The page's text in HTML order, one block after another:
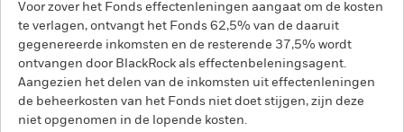
Voor zover het Fonds effectenleningen aangaat om de kosten
te verlagen, ontvangt het Fonds 62,5% van de daaruit
gegenereerde inkomsten en de resterende 37,5% wordt
ontvangen door BlackRock als effectenbeleningsagent.
Aangezien het delen van de inkomsten uit effectenleningen
de beheerkosten van het Fonds niet doet stijgen, zijn deze
niet opgenomen in de lopende kosten.